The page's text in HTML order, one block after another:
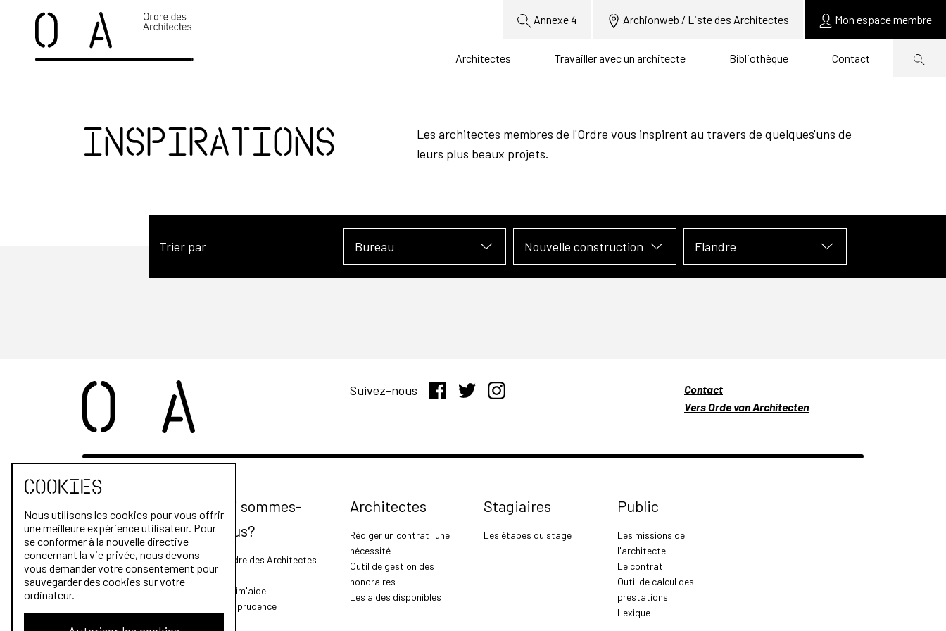
Annexe 4 Archionweb / Liste des Architectes Mon espace membre
Architectes Travailler avec un architecte Bibliothèque Contact
Inspirations
Les architectes membres de l'Ordre vous inspirent au travers de quelques'uns de
leurs plus beaux projets.
Trier par Bureau Nouvelle construction Flandre
Suivez-nous
Contact
Vers Orde van Architecten
Qui sommes-
nous?
L'Ordre des Architectes
Archim'aide
Jurisprudence
Architectes
Rédiger un contrat: une
nécessité
Outil de gestion des
honoraires
Les aides disponibles
Stagiaires
Les étapes du stage
Public
Les missions de
l'architecte
Le contrat
Outil de calcul des
prestations
Lexique
Cookies
Nous utilisons les cookies pour vous offrir
une meilleure expérience utilisateur. Pour
se conformer à la nouvelle directive
concernant la vie privée, nous devons
vous demander votre consentement pour
sauvegarder des cookies sur votre
ordinateur.